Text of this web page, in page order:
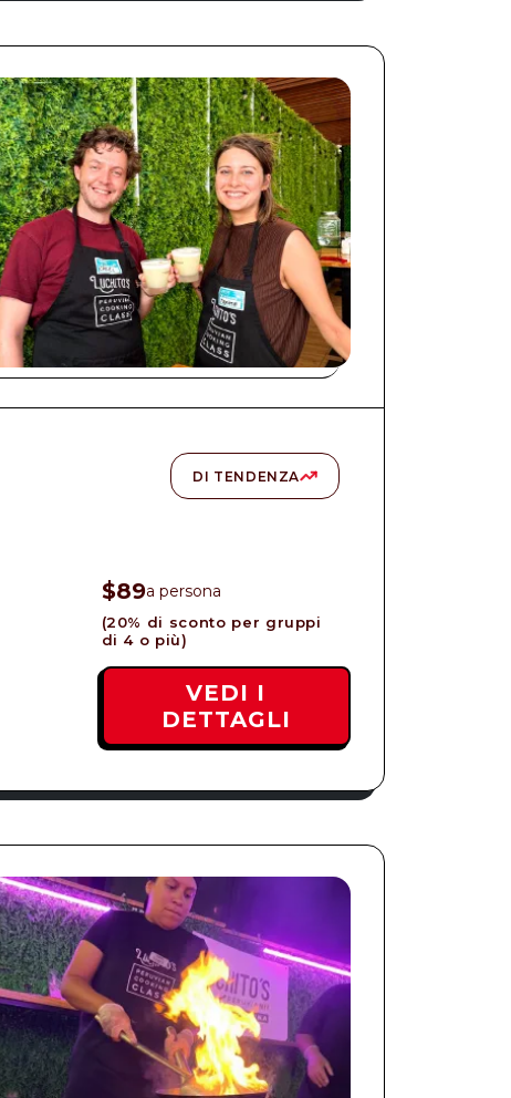
DI TENDENZA
$89a persona
(20% di sconto per gruppi
di 4 o più)
VEDI I
DETTAGLI